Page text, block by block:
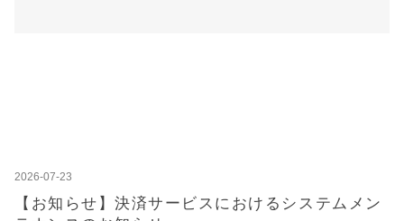
2026-07-23
【お知らせ】決済サービスにおけるシステムメン